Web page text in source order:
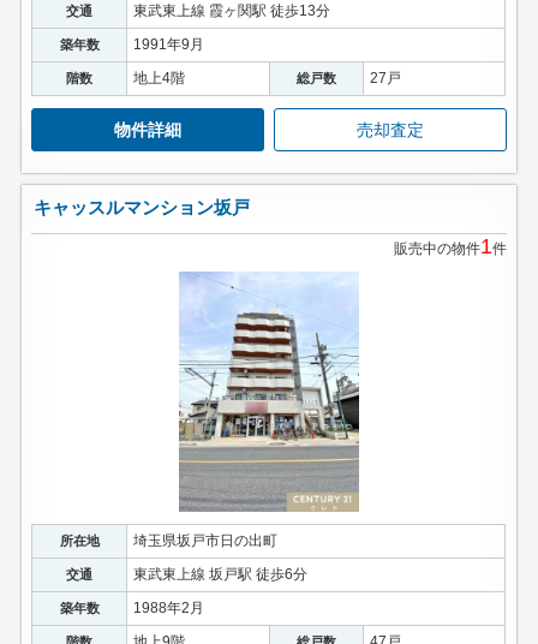
交通 東武東上線 霞ヶ関駅 徒歩13分
築年数 1991年9月
階数 地上4階 総戸数 27戸
物件詳細 売却査定
キャッスルマンション坂戸
販売中の物件1件
所在地 埼玉県坂戸市日の出町
交通 東武東上線 坂戸駅 徒歩6分
築年数 1988年2月